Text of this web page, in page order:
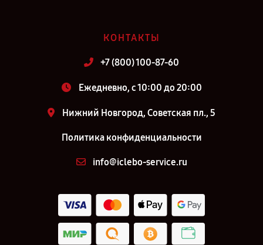
Санкт-Петербург
КОНТАКТЫ
+7 (800) 100-87-60
Ежедневно, с 10:00 до 20:00
Нижний Новгород, Советская пл., 5
Политика конфиденциальности
info@iclebo-service.ru